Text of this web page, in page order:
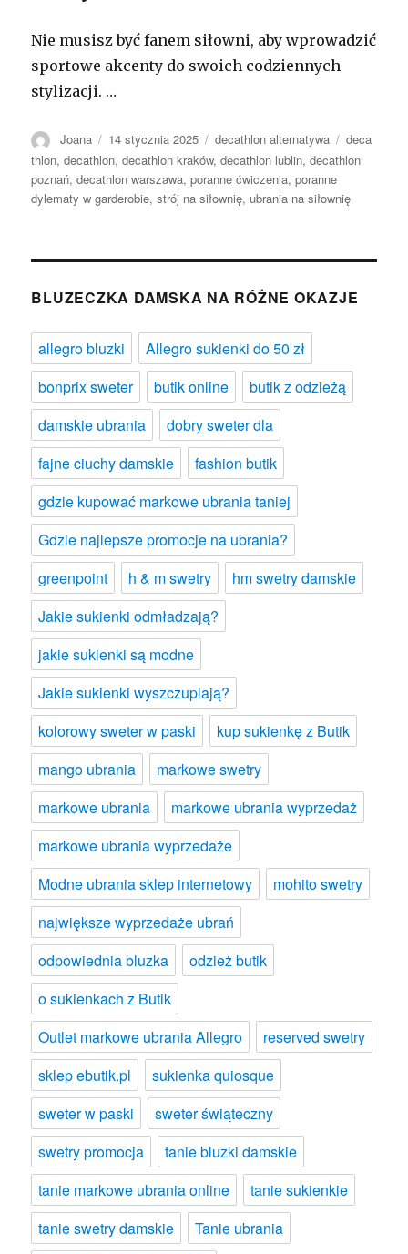
Nie musisz być fanem siłowni, aby wprowadzić
sportowe akcenty do swoich codziennych
stylizacji. …
Autor
Joana Opublikowano
14 stycznia 2025 Kategorie
decathlon alternatywa Tagi
deca
thlon,decathlon,decathlon kraków,decathlon lublin,decathlon
poznań,decathlon warszawa,poranne ćwiczenia,poranne
dylematy w garderobie,strój na siłownię, ubrania na siłownię
BLUZECZKA DAMSKA NA RÓŻNE OKAZJE
allegro bluzki
Allegro sukienki do 50 zł
bonprix sweter
butik online
butik z odzieżą
damskie ubrania
dobry sweter dla
fajne ciuchy damskie
fashion butik
gdzie kupować markowe ubrania taniej
Gdzie najlepsze promocje na ubrania?
greenpoint
h & m swetry
hm swetry damskie
Jakie sukienki odmładzają?
jakie sukienki są modne
Jakie sukienki wyszczuplają?
kolorowy sweter w paski
kup sukienkę z Butik
mango ubrania
markowe swetry
markowe ubrania
markowe ubrania wyprzedaż
markowe ubrania wyprzedaże
Modne ubrania sklep internetowy
mohito swetry
największe wyprzedaże ubrań
odpowiednia bluzka
odzież butik
o sukienkach z Butik
Outlet markowe ubrania Allegro
reserved swetry
sklep ebutik.pl
sukienka quiosque
sweter w paski
sweter świąteczny
swetry promocja
tanie bluzki damskie
tanie markowe ubrania online
tanie sukienkie
tanie swetry damskie
Tanie ubrania